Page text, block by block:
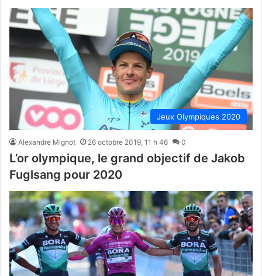
Jeux Olympiques 2020
Alexandre Mignot 26 octobre 2019, 11 h 46 0
L’or olympique, le grand objectif de Jakob
Fuglsang pour 2020